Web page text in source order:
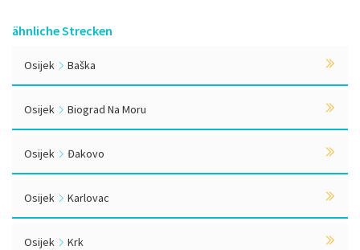
ähnliche Strecken
Osijek Baška
Osijek Biograd Na Moru
Osijek Đakovo
Osijek Karlovac
Osijek Krk